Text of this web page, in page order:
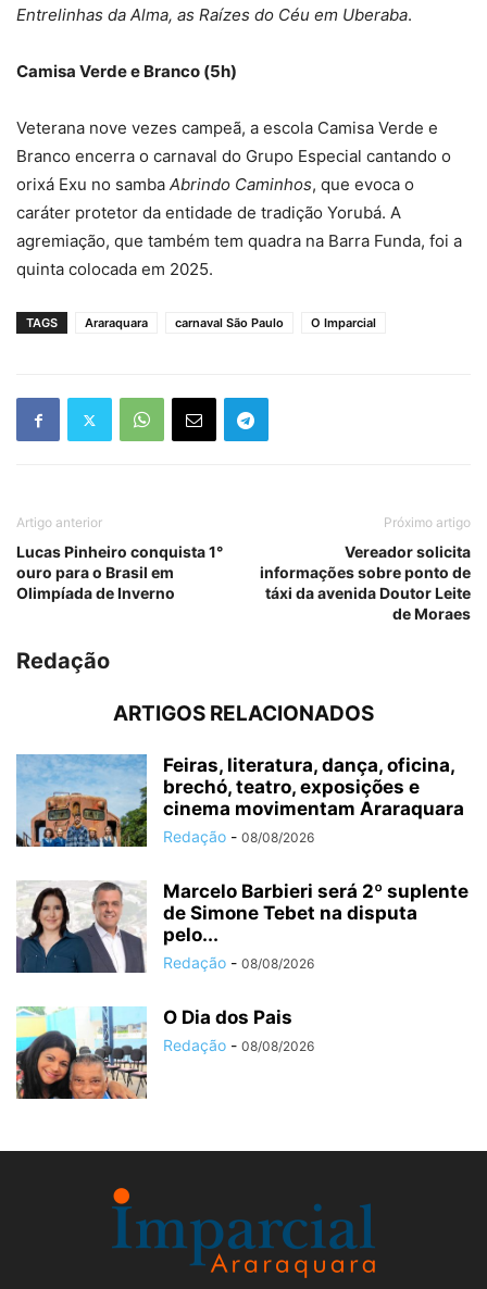
Entrelinhas da Alma, as Raízes do Céu em Uberaba.
Camisa Verde e Branco (5h)
Veterana nove vezes campeã, a escola Camisa Verde e
Branco encerra o carnaval do Grupo Especial cantando o
orixá Exu no samba Abrindo Caminhos, que evoca o
caráter protetor da entidade de tradição Yorubá. A
agremiação, que também tem quadra na Barra Funda, foi a
quinta colocada em 2025.
TAGS Araraquara carnaval São Paulo O Imparcial
Artigo anterior
Lucas Pinheiro conquista 1°
ouro para o Brasil em
Olimpíada de Inverno
Próximo artigo
Vereador solicita
informações sobre ponto de
táxi da avenida Doutor Leite
de Moraes
Redação
ARTIGOS RELACIONADOS
Feiras, literatura, dança, oficina,
brechó, teatro, exposições e
cinema movimentam Araraquara
Redação - 08/08/2026
Marcelo Barbieri será 2º suplente
de Simone Tebet na disputa
pelo...
Redação - 08/08/2026
O Dia dos Pais
Redação - 08/08/2026